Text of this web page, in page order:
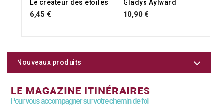
Le créateur des étoiles
6,45 €
Gladys Aylward
10,90 €
Nouveaux produits